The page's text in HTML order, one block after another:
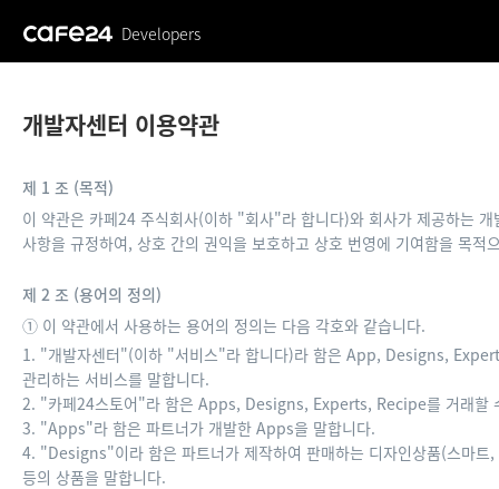
Developers
개발자센터 이용약관
제 1 조 (목적)
이 약관은 카페24 주식회사(이하 "회사"라 합니다)와 회사가 제공하는
사항을 규정하여, 상호 간의 권익을 보호하고 상호 번영에 기여함을 목적
제 2 조 (용어의 정의)
① 이 약관에서 사용하는 용어의 정의는 다음 각호와 같습니다.
1. "개발자센터"(이하 "서비스"라 합니다)라 함은 App, Designs,
관리하는 서비스를 말합니다.
2. "카페24스토어"라 함은 Apps, Designs, Experts, Recipe를 거래할
3. "Apps"라 함은 파트너가 개발한 Apps을 말합니다.
4. "Designs"이라 함은 파트너가 제작하여 판매하는 디자인상품(스마
등의 상품을 말합니다.